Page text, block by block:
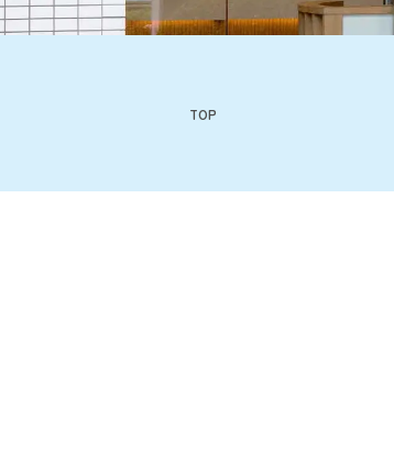
TOP